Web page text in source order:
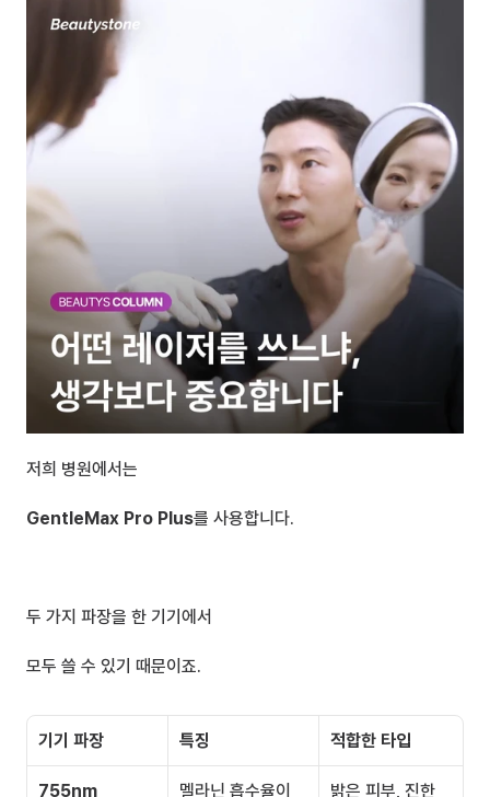
저희 병원에서는
GentleMax Pro Plus를 사용합니다.
두 가지 파장을 한 기기에서
모두 쓸 수 있기 때문이죠.
기기 파장 특징 적합한 타입
755nm 멜라닌 흡수율이 밝은 피부, 진한